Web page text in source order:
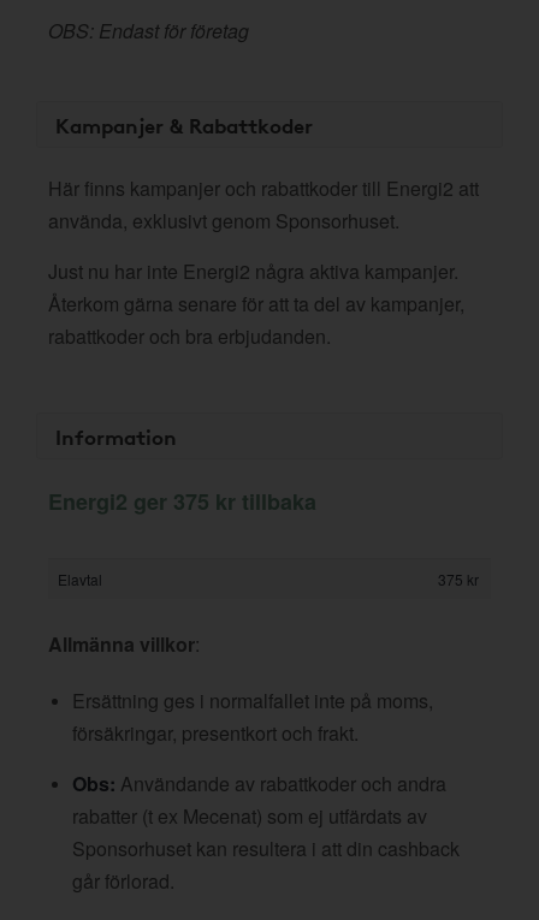
OBS: Endast för företag
Kampanjer & Rabattkoder
Här finns kampanjer och rabattkoder till Energi2 att
använda, exklusivt genom Sponsorhuset.
Just nu har inte Energi2 några aktiva kampanjer.
Återkom gärna senare för att ta del av kampanjer,
rabattkoder och bra erbjudanden.
Information
Energi2 ger 375 kr tillbaka
Elavtal 375 kr
Allmänna villkor:
Ersättning ges i normalfallet inte på moms,
försäkringar, presentkort och frakt.
Obs: Användande av rabattkoder och andra
rabatter (t ex Mecenat) som ej utfärdats av
Sponsorhuset kan resultera i att din cashback
går förlorad.